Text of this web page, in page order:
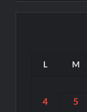
L M
4
5